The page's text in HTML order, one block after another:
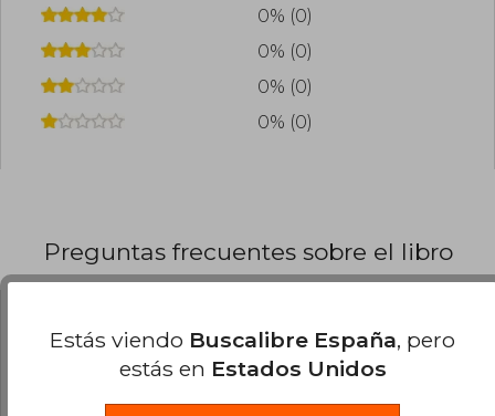
0% (0)
0% (0)
0% (0)
0% (0)
Preguntas frecuentes sobre el libro
¿El libro es original?
Todos los libros de nuestro
Estás viendo Buscalibre España, pero
estás en Estados Unidos